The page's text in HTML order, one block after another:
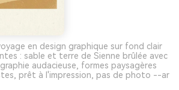
en design graphique sur fond clair
: sable et terre de Sienne brûlée avec
audacieuse, formes paysagères
prêt à l'impression, pas de photo --ar